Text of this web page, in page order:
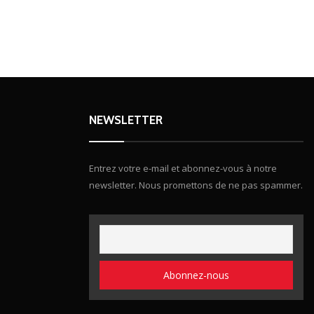
NEWSLETTER
Entrez votre e-mail et abonnez-vous à notre
newsletter. Nous promettons de ne pas spammer.